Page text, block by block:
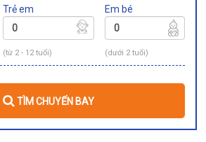
Trẻ em
(từ 2 - 12 tuổi)
Em bé
(dưới 2 tuổi)
TÌM CHUYẾN BAY